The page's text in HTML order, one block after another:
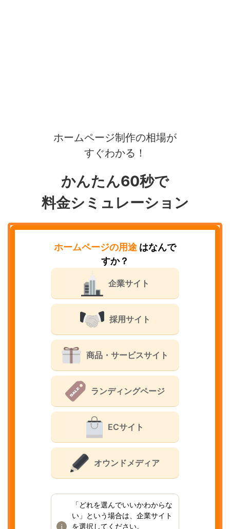
ホームページ制作の相場が
すぐわかる！
かんたん60秒で
料金シミュレーション
ホームページの用途 はなんで
すか？
企業サイト
採用サイト
商品・サービスサイト
ランディングページ
ECサイト
オウンドメディア
「どれを選んでいいかわからな
い」という場合は、企業サイト
を選択してください。